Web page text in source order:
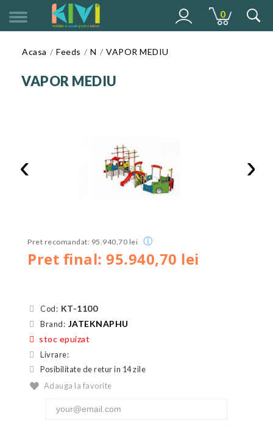
0
Acasa Feeds N VAPOR MEDIU
VAPOR MEDIU
‹ ›
Pret final: 95.940,70 lei
Pret recomandat: 95.940,70 lei ⓘ
Cod: KT-1100
Brand: JATEKNAPHU
stoc epuizat
Livrare:
Posibilitate de retur in 14 zile
Adauga la favorite